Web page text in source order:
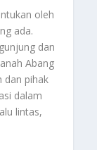
oleh
ada.
dan
Abang
dan pihak
dalam
lintas,